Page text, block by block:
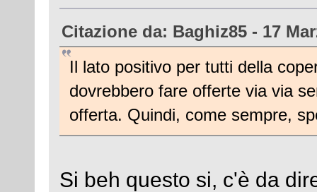
Citazione da: Baghiz85 - 17
Il lato positivo per tutti della
dovrebbero fare offerte via via
offerta. Quindi, come sempre,
Si beh questo si, c'è da